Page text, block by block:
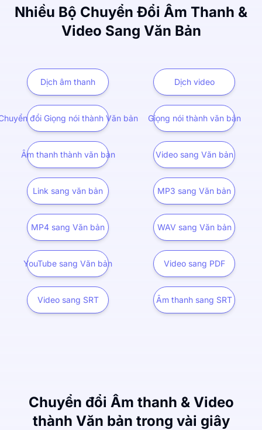
Nhiều Bộ Chuyển Đổi Âm Thanh &
Video Sang Văn Bản
Dịch âm thanh Dịch video
đổi Giọng nói thành Văn bản Giọng nói thành văn bản
Âm thanh thành văn bản Video sang Văn bản
Link sang văn bản MP3 sang Văn bản
MP4 sang Văn bản WAV sang Văn bản
YouTube sang Văn bản Video sang PDF
Video sang SRT Âm thanh sang SRT
Chuyển đổi Âm thanh & Video
thành Văn bản trong vài giây